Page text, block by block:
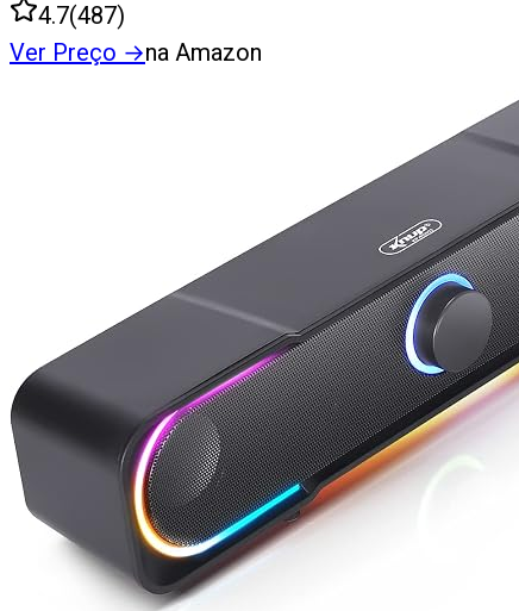
4.7(487)
Ver Preço →na Amazon